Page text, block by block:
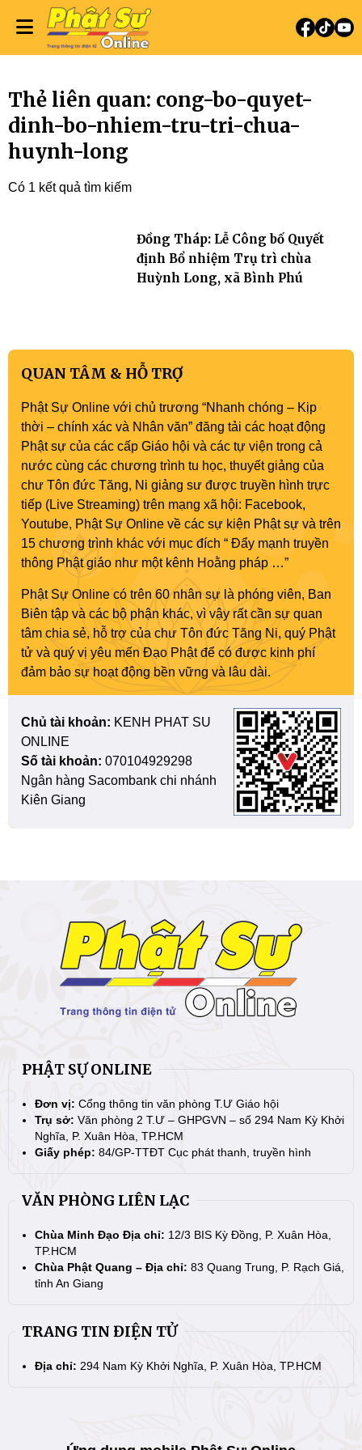
Thẻ liên quan: cong-bo-quyet-
dinh-bo-nhiem-tru-tri-chua-
huynh-long
Có 1 kết quả tìm kiếm
Đồng Tháp: Lễ Công bố Quyết
định Bổ nhiệm Trụ trì chùa
Huỳnh Long, xã Bình Phú
QUAN TÂM & HỖ TRỢ
Phật Sự Online với chủ trương “Nhanh chóng – Kịp
thời – chính xác và Nhân văn” đăng tải các hoạt động
Phật sự của các cấp Giáo hội và các tự viện trong cả
nước cùng các chương trình tu học, thuyết giảng của
chư Tôn đức Tăng, Ni giảng sư được truyền hình trực
tiếp (Live Streaming) trên mạng xã hội: Facebook,
Youtube, Phật Sự Online về các sự kiện Phật sự và trên
15 chương trình khác với mục đích “ Đẩy mạnh truyền
thông Phật giáo như một kênh Hoằng pháp …”
Phật Sự Online có trên 60 nhân sự là phóng viên, Ban
Biên tập và các bộ phận khác, vì vậy rất cần sự quan
tâm chia sẻ, hỗ trợ của chư Tôn đức Tăng Ni, quý Phật
tử và quý vị yêu mến Đạo Phật để có được kinh phí
đảm bảo sự hoạt động bền vững và lâu dài.
Chủ tài khoản: KENH PHAT SU
ONLINE
Số tài khoản: 070104929298
Ngân hàng Sacombank chi nhánh
Kiên Giang
PHẬT SỰ ONLINE
Đơn vị: Cổng thông tin văn phòng T.Ư Giáo hội
Trụ sở: Văn phòng 2 T.Ư – GHPGVN – số 294 Nam Kỳ Khởi
Nghĩa, P. Xuân Hòa, TP.HCM
Giấy phép: 84/GP-TTĐT Cục phát thanh, truyền hình
VĂN PHÒNG LIÊN LẠC
Chùa Minh Đạo Địa chỉ: 12/3 BIS Kỳ Đồng, P. Xuân Hòa,
TP.HCM
Chùa Phật Quang – Địa chỉ: 83 Quang Trung, P. Rạch Giá,
tỉnh An Giang
TRANG TIN ĐIỆN TỬ
Địa chỉ: 294 Nam Kỳ Khởi Nghĩa, P. Xuân Hòa, TP.HCM